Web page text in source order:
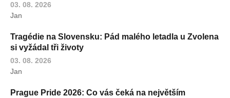
03. 08. 2026
Jan
Tragédie na Slovensku: Pád malého letadla u Zvolena
si vyžádal tři životy
03. 08. 2026
Jan
Prague Pride 2026: Co vás čeká na největším